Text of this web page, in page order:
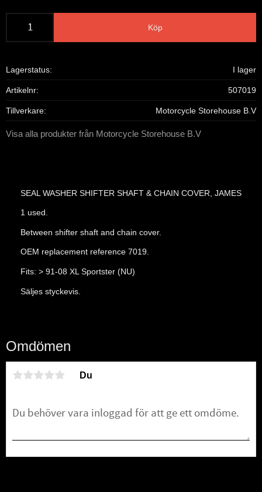
Köp
Lagerstatus I lager
Artikelnr 507019
Tillverkare Motorcycle Storehouse B.V
Visa alla produkter från Motorcycle Storehouse B.V
SEAL WASHER SHIFTER SHAFT & CHAIN COVER, JAMES
1 used.
Between shifter shaft and chain cover.
OEM replacement reference 7019.
Fits: > 91-08 XL Sportster (NU)
Säljes styckevis.
Omdömen
Du